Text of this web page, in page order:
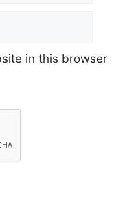
in this browser